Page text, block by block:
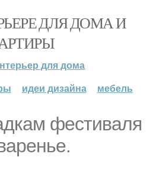
ДЛЯ ДОМА И
для дома
идеи дизайна мебель
фестиваля